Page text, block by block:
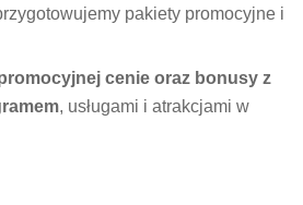
pakiety promocyjne i
cenie oraz bonusy z
, usługami i atrakcjami w